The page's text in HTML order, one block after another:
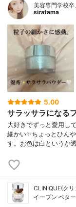
美容専門学校
siratama
5.00
サラッサラになる
大好きでずっと愛用し
細かい✨ちょっとひん
す。お色は白というか
CLINIQUE(クリ
イーブン ベタ